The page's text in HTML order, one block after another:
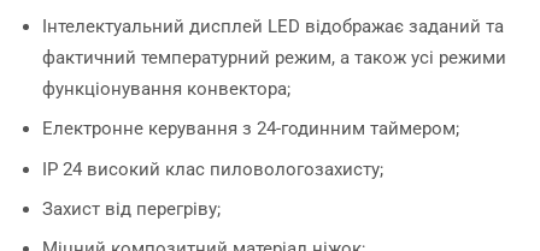
Інтелектуальний дисплей LED відображає заданий та
фактичний температурний режим, а також усі режими
функціонування конвектора;
Електронне керування з 24-годинним таймером;
IP 24 високий клас пиловологозахисту;
Захист від перегріву;